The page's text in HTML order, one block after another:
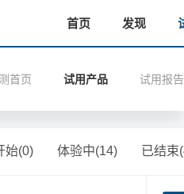
首页 发现
首页 试用产品 试用报告
始(0) 体验中(14) 已结束